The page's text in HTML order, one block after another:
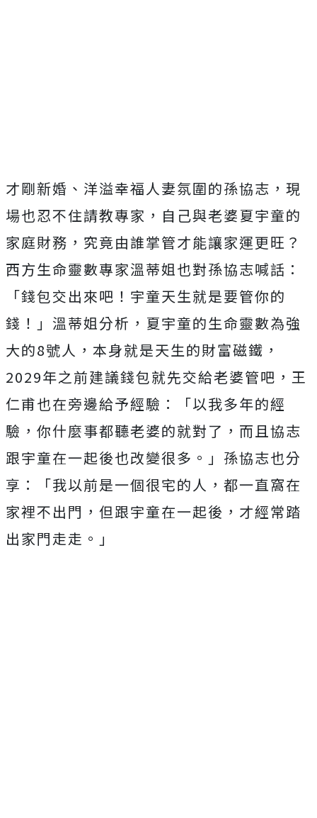
才剛新婚、洋溢幸福人妻氛圍的孫協志，現
場也忍不住請教專家， 自己與老婆夏宇童的
家庭財務，究竟由誰掌管才能讓家運更旺？
西方生命靈數專家溫蒂姐也對孫協志喊話：
「錢包交出來吧！ 宇童天生就是要管你的
錢！」溫蒂姐分析， 夏宇童的生命靈數為強
大的8號人，本身就是天生的財富磁鐵，
2029年之前建議錢包就先交給老婆管吧， 王
仁甫也在旁邊給予經驗：「以我多年的經
驗， 你什麼事都聽老婆的就對了，而且協志
跟宇童在一起後也改變很多。 」孫協志也分
享：「我以前是一個很宅的人， 都一直窩在
家裡不出門，但跟宇童在一起後，才經常踏
出家門走走。 」